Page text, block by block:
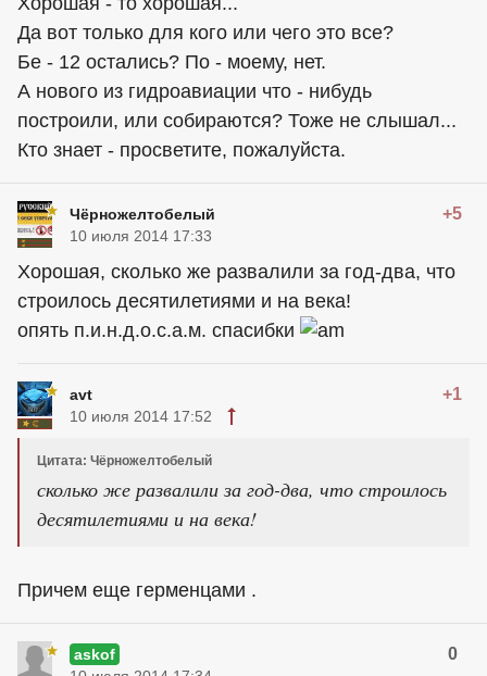
Да вот только для кого или чего это все?
Бе - 12 остались? По - моему, нет.
А нового из гидроавиации что - нибудь
построили, или собираются? Тоже не слышал...
Кто знает - просветите, пожалуйста.
Чёрножелтобелый +5
10 июля 2014 17:33
Хорошая, сколько же развалили за год-два, что
строилось десятилетиями и на века!
опять п.и.н.д.о.с.а.м. спасибки
avt +1
10 июля 2014 17:52
Цитата: Чёрножелтобелый
сколько же развалили за год-два, что строилось
десятилетиями и на века!
Причем еще герменцами .
askof 0